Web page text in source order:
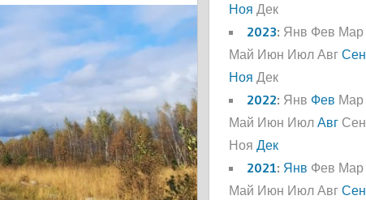
Ноя Дек
2023: Янв Фев Мар
Май Июн Июл Авг Сен
Ноя Дек
2022: Янв Фев Мар
Май Июн Июл Авг Сен
Ноя Дек
2021: Янв Фев Мар
Май Июн Июл Авг Сен